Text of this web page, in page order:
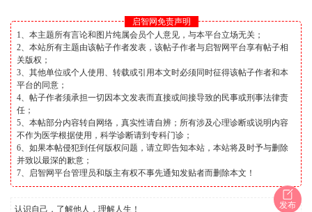
启智网免责声明
1、本主题所有言论和图片纯属会员个人意见，与本平台立场无关；
2、本站所有主题由该帖子作者发表，该帖子作者与启智网平台享有帖子相
关版权；
3、其他单位或个人使用、转载或引用本文时必须同时征得该帖子作者和本
平台的同意；
4、帖子作者须承担一切因本文发表而直接或间接导致的民事或刑事法律责
任；
5、本帖部分内容转自网络，真实性请自辨；所有涉及心理诊断或说明内容
不作为医学根据使用，科学诊断请到专科门诊；
6、如果本帖侵犯到任何版权问题，请立即告知本站，本站将及时予与删除
并致以最深的歉意；
7、启智网平台管理员和版主有权不事先通知发贴者而删除本文！
认识自己，了解他人，理解人生！ 发布